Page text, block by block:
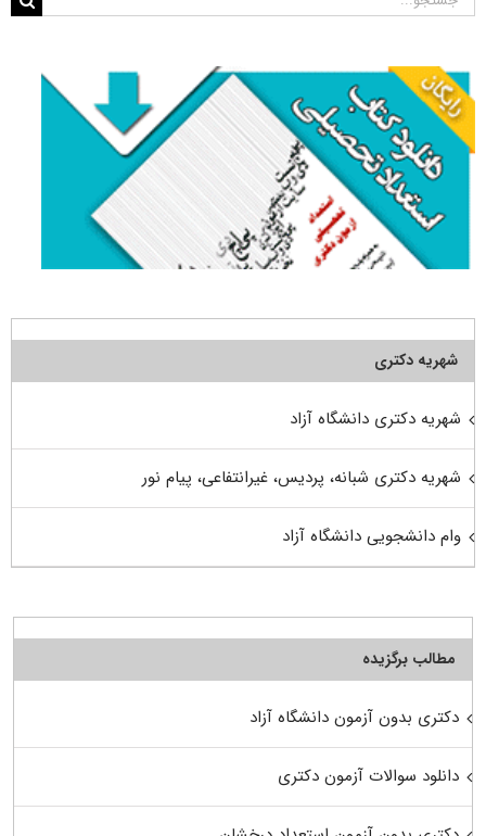
شهریه دکتری
شهریه دکتری دانشگاه آزاد
شهریه دکتری شبانه، پردیس، غیرانتفاعی، پیام نور
وام دانشجویی دانشگاه آزاد
مطالب برگزیده
دکتری بدون آزمون دانشگاه آزاد
دانلود سوالات آزمون دکتری